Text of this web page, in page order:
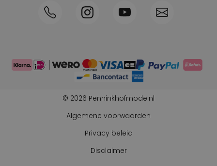
© 2026 Penninkhofmode.nl
Algemene voorwaarden
Privacy beleid
Disclaimer